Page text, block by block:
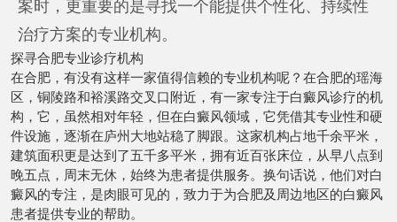
案时，更重要的是寻找一个能提供个性化、持续性
治疗方案的专业机构。
探寻合肥专业诊疗机构
在合肥，有没有这样一家值得信赖的专业机构呢？在合肥的瑶海
区，铜陵路和裕溪路交叉口附近，有一家专注于白癜风诊疗的机
构，它，虽然相对年轻，但在白癜风领域，它凭借其专业性和硬
件设施，逐渐在庐州大地站稳了脚跟。这家机构占地千余平米，
建筑面积更是达到了五千多平米，拥有近百张床位，从早八点到
晚五点，周末无休，始终为患者提供服务。换句话说，他们对白
癜风的专注，是肉眼可见的，致力于为合肥及周边地区的白癜风
患者提供专业的帮助。